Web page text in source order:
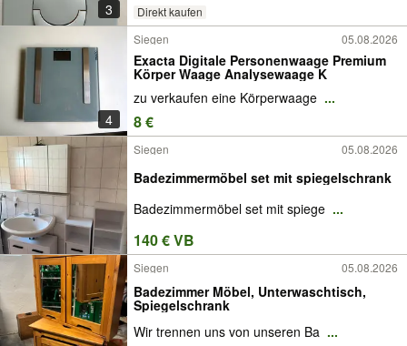
3 Direkt kaufen
4
Siegen 05.08.2026
Exacta Digitale Personenwaage Premium
Körper Waage Analysewaage K
zu verkaufen eine Körperwaage ...
8 €
Siegen 05.08.2026
Badezimmermöbel set mit spiegelschrank
Badezimmermöbel set mit spiege ...
140 € VB
Siegen 05.08.2026
Badezimmer Möbel, Unterwaschtisch,
Spiegelschrank
Wir trennen uns von unseren Ba ...